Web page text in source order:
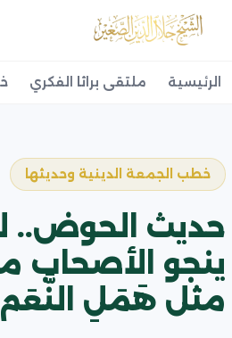
الرئيسية ملتقى براثا الفكري
خطب الجمعة الدينية وحديثها
حديث الحوض..
ينجو الأصحاب من
مثل هَمَلِ